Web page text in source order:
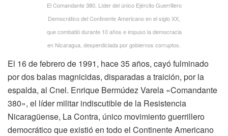
El Comandante 380, Líder del único Ejército Guerrillero
Democrático del Continente Americano en el siglo XX,
que combatió durante 10 años e impuso la democracia
en Nicaragua, desperdiciada por gobiernos corruptos.
El 16 de febrero de 1991, hace 35 años, cayó fulminado
por dos balas magnicidas, disparadas a traición, por la
espalda, al Cnel. Enrique Bermúdez Varela «Comandante
380», el líder militar indiscutible de la Resistencia
Nicaragüense, La Contra, único movimiento guerrillero
democrático que existió en todo el Continente Americano